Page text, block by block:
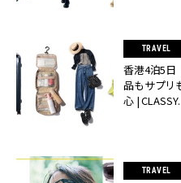
TRAVEL
香港4泊5日
品もサプリ
心 |
TRAVEL